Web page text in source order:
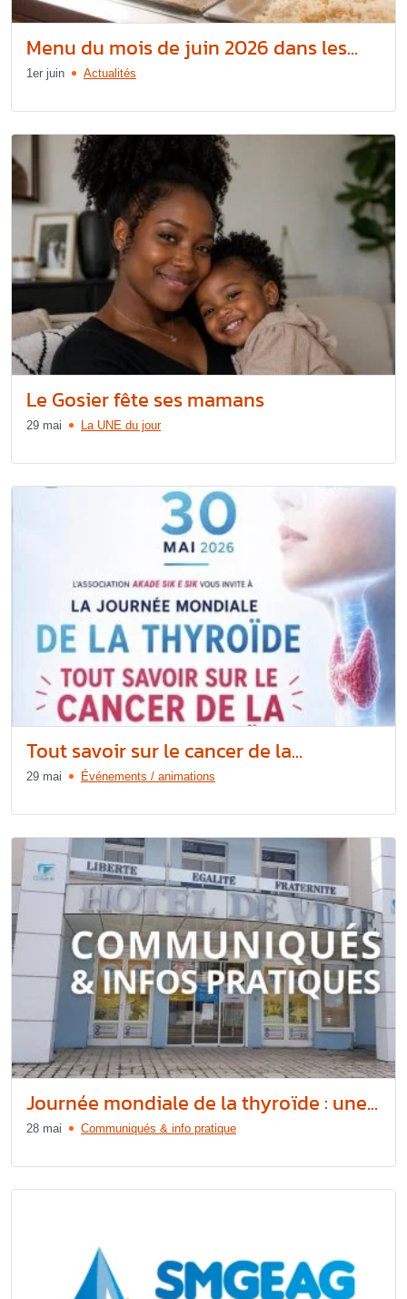
Menu du mois de juin 2026 dans les...
1er juin Actualités
Le Gosier fête ses mamans
29 mai La UNE du jour
Tout savoir sur le cancer de la...
29 mai Événements / animations
Journée mondiale de la thyroïde : une...
28 mai Communiqués & info pratique